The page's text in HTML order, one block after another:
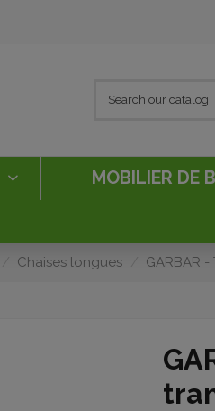
MOBILIER DE
Chaises longues GARBAR